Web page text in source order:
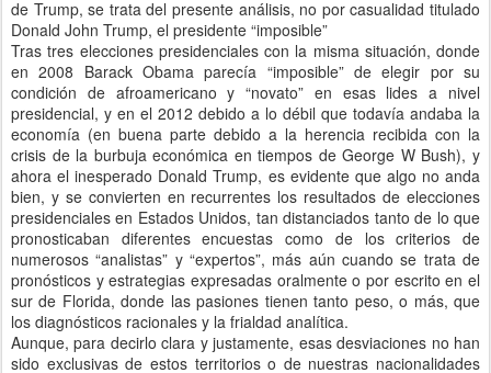
de Trump, se trata del presente análisis, no por casualidad titulado
Donald John Trump, el presidente “imposible”
Tras tres elecciones presidenciales con la misma situación, donde
en 2008 Barack Obama parecía “imposible” de elegir por su
condición de afroamericano y “novato” en esas lides a nivel
presidencial, y en el 2012 debido a lo débil que todavía andaba la
economía (en buena parte debido a la herencia recibida con la
crisis de la burbuja económica en tiempos de George W Bush), y
ahora el inesperado Donald Trump, es evidente que algo no anda
bien, y se convierten en recurrentes los resultados de elecciones
presidenciales en Estados Unidos, tan distanciados tanto de lo que
pronosticaban diferentes encuestas como de los criterios de
numerosos “analistas” y “expertos”, más aún cuando se trata de
pronósticos y estrategias expresadas oralmente o por escrito en el
sur de Florida, donde las pasiones tienen tanto peso, o más, que
los diagnósticos racionales y la frialdad analítica.
Aunque, para decirlo clara y justamente, esas desviaciones no han
sido exclusivas de estos territorios o de nuestras nacionalidades